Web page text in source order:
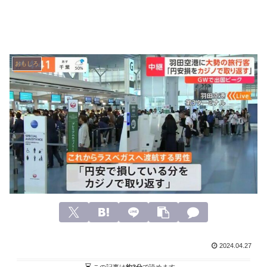
おもしろ
2024.04.27